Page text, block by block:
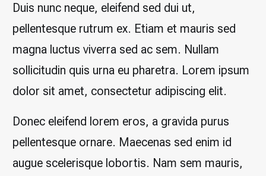
Duis nunc neque, eleifend sed dui ut,
pellentesque rutrum ex. Etiam et mauris sed
magna luctus viverra sed ac sem. Nullam
sollicitudin quis urna eu pharetra. Lorem ipsum
dolor sit amet, consectetur adipiscing elit.
Donec eleifend lorem eros, a gravida purus
pellentesque ornare. Maecenas sed enim id
augue scelerisque lobortis. Nam sem mauris,